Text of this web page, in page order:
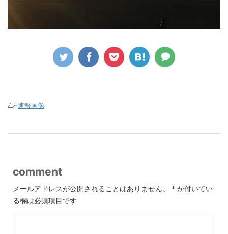
-速報画像
comment
メールアドレスが公開されることはありません。 * が付いてい
る欄は必須項目です